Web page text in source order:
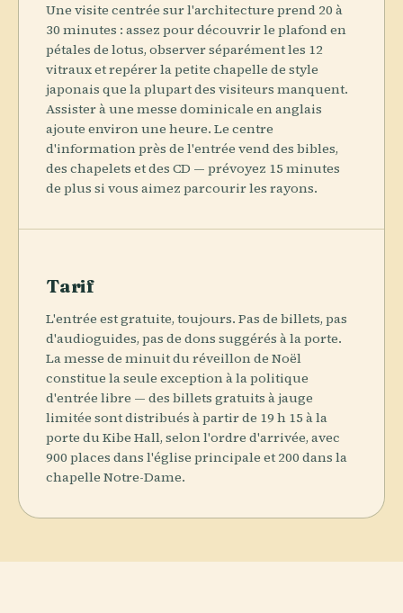
Une visite centrée sur l'architecture prend 20 à
30 minutes : assez pour découvrir le plafond en
pétales de lotus, observer séparément les 12
vitraux et repérer la petite chapelle de style
japonais que la plupart des visiteurs manquent.
Assister à une messe dominicale en anglais
ajoute environ une heure. Le centre
d'information près de l'entrée vend des bibles,
des chapelets et des CD — prévoyez 15 minutes
de plus si vous aimez parcourir les rayons.
Tarif
L'entrée est gratuite, toujours. Pas de billets, pas
d'audioguides, pas de dons suggérés à la porte.
La messe de minuit du réveillon de Noël
constitue la seule exception à la politique
d'entrée libre — des billets gratuits à jauge
limitée sont distribués à partir de 19 h 15 à la
porte du Kibe Hall, selon l'ordre d'arrivée, avec
900 places dans l'église principale et 200 dans la
chapelle Notre-Dame.